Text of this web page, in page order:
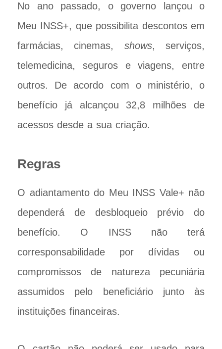
No ano passado, o governo lançou o
Meu INSS+, que possibilita descontos em
farmácias, cinemas, shows, serviços,
telemedicina, seguros e viagens, entre
outros. De acordo com o ministério, o
benefício já alcançou 32,8 milhões de
acessos desde a sua criação.
Regras
O adiantamento do Meu INSS Vale+ não
dependerá de desbloqueio prévio do
benefício. O INSS não terá
corresponsabilidade por dívidas ou
compromissos de natureza pecuniária
assumidos pelo beneficiário junto às
instituições financeiras.